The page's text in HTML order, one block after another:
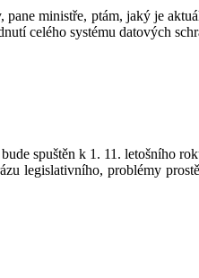
ministře, ptám, jaký je
celého systému datových
spuštěn k 1. 11. letošního
legislativního, problémy